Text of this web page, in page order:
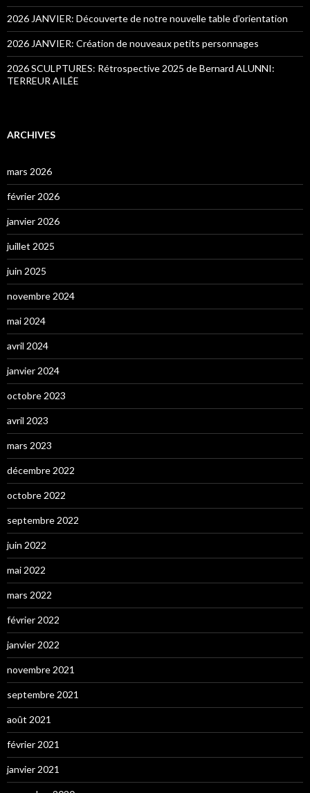
2026 JANVIER: Découverte de notre nouvelle table d’orientation
2026 JANVIER: Création de nouveaux petits personnages
2026 SCULPTURES: Rétrospective 2025 de Bernard ALUNNI:
TERREUR AILÉE
ARCHIVES
mars 2026
février 2026
janvier 2026
juillet 2025
juin 2025
novembre 2024
mai 2024
avril 2024
janvier 2024
octobre 2023
avril 2023
mars 2023
décembre 2022
octobre 2022
septembre 2022
juin 2022
mai 2022
mars 2022
février 2022
janvier 2022
novembre 2021
septembre 2021
août 2021
février 2021
janvier 2021